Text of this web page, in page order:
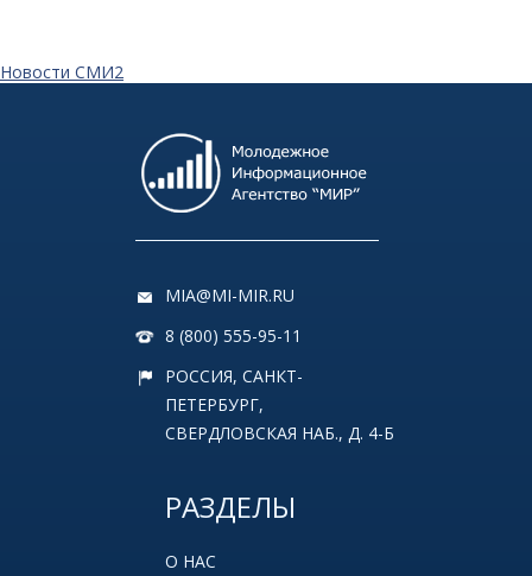
Новости СМИ2
MIA@MI-MIR.RU
8 (800) 555-95-11
РОССИЯ, САНКТ-
ПЕТЕРБУРГ,
СВЕРДЛОВСКАЯ НАБ., Д. 4-Б
РАЗДЕЛЫ
О НАС